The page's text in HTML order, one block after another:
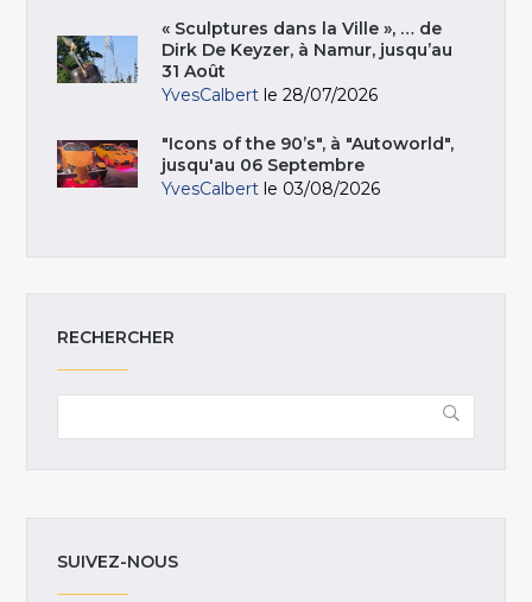
« Sculptures dans la Ville », … de
Dirk De Keyzer, à Namur, jusqu’au
31 Août
YvesCalbert le 28/07/2026
"Icons of the 90’s", à "Autoworld",
jusqu'au 06 Septembre
YvesCalbert le 03/08/2026
RECHERCHER
SUIVEZ-NOUS